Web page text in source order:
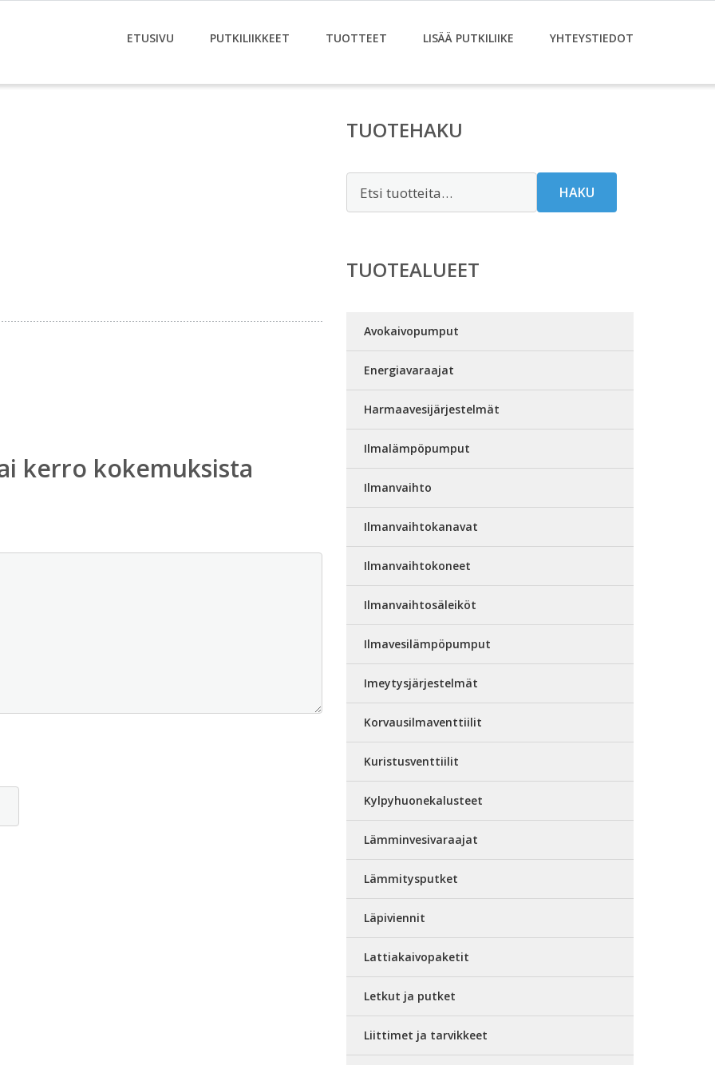
ETUSIVU PUTKILIIKKEET TUOTTEET LISÄÄ PUTKILIIKE YHTEYSTIEDOT
kerro kokemuksista
TUOTEHAKU
HAKU
TUOTEALUEET
Avokaivopumput
Energiavaraajat
Harmaavesijärjestelmät
Ilmalämpöpumput
Ilmanvaihto
Ilmanvaihtokanavat
Ilmanvaihtokoneet
Ilmanvaihtosäleiköt
Ilmavesilämpöpumput
Imeytysjärjestelmät
Korvausilmaventtiilit
Kuristusventtiilit
Kylpyhuonekalusteet
Lämminvesivaraajat
Lämmitysputket
Läpiviennit
Lattiakaivopaketit
Letkut ja putket
Liittimet ja tarvikkeet